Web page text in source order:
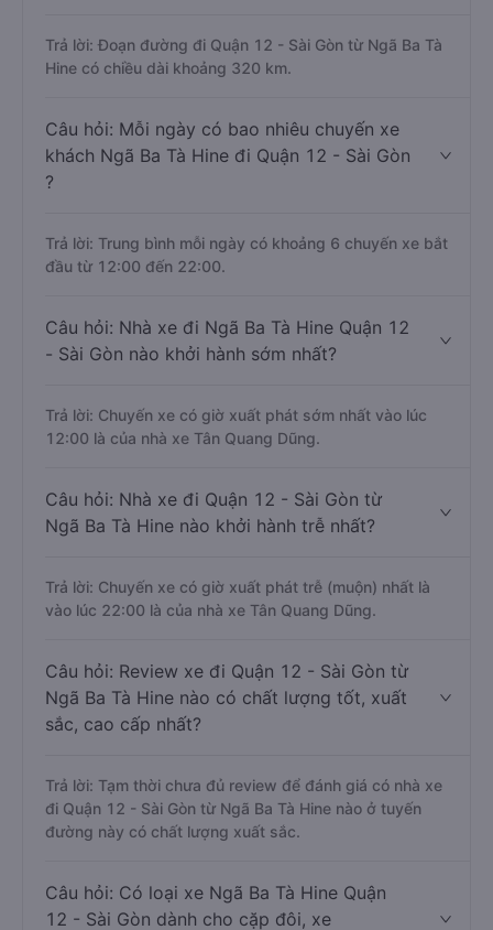
Trả lời: Đoạn đường đi Quận 12 - Sài Gòn từ Ngã Ba Tà
Hine có chiều dài khoảng 320 km.
Câu hỏi: Mỗi ngày có bao nhiêu chuyến xe
khách Ngã Ba Tà Hine đi Quận 12 - Sài Gòn
?
Trả lời: Trung bình mỗi ngày có khoảng 6 chuyến xe bắt
đầu từ 12:00 đến 22:00.
Câu hỏi: Nhà xe đi Ngã Ba Tà Hine Quận 12
- Sài Gòn nào khởi hành sớm nhất?
Trả lời: Chuyến xe có giờ xuất phát sớm nhất vào lúc
12:00 là của nhà xe Tân Quang Dũng.
Câu hỏi: Nhà xe đi Quận 12 - Sài Gòn từ
Ngã Ba Tà Hine nào khởi hành trễ nhất?
Trả lời: Chuyến xe có giờ xuất phát trễ (muộn) nhất là
vào lúc 22:00 là của nhà xe Tân Quang Dũng.
Câu hỏi: Review xe đi Quận 12 - Sài Gòn từ
Ngã Ba Tà Hine nào có chất lượng tốt, xuất
sắc, cao cấp nhất?
Trả lời: Tạm thời chưa đủ review để đánh giá có nhà xe
đi Quận 12 - Sài Gòn từ Ngã Ba Tà Hine nào ở tuyến
đường này có chất lượng xuất sắc.
Câu hỏi: Có loại xe Ngã Ba Tà Hine Quận
12 - Sài Gòn dành cho cặp đôi, xe